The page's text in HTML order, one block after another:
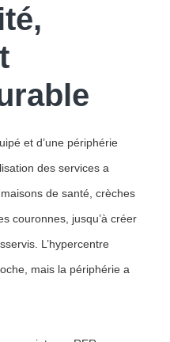
et d’une périphérie
des services a
de santé, crèches
couronnes, jusqu’à créer
L’hypercentre
mais la périphérie a